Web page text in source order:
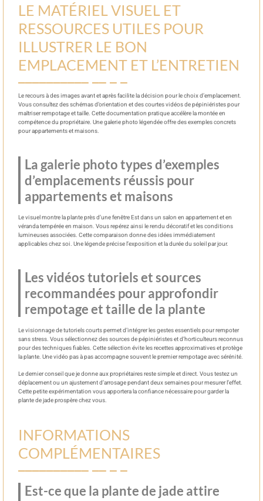
LE MATÉRIEL VISUEL ET
RESSOURCES UTILES POUR
ILLUSTRER LE BON
EMPLACEMENT ET L’ENTRETIEN
Le recours à des images avant et après facilite la décision pour le choix d’emplacement.
Vous consultez des schémas d’orientation et des courtes vidéos de pépiniéristes pour
maîtriser rempotage et taille. Cette documentation pratique accélère la montée en
compétence du propriétaire. Une galerie photo légendée offre des exemples concrets
pour appartements et maisons.
La galerie photo types d’exemples
d’emplacements réussis pour
appartements et maisons
Le visuel montre la plante près d’une fenêtre Est dans un salon en appartement et en
véranda tempérée en maison. Vous repérez ainsi le rendu décoratif et les conditions
lumineuses associées. Cette comparaison donne des idées immédiatement
applicables chez soi. Une légende précise l’exposition et la durée du soleil par jour.
Les vidéos tutoriels et sources
recommandées pour approfondir
rempotage et taille de la plante
Le visionnage de tutoriels courts permet d’intégrer les gestes essentiels pour rempoter
sans stress. Vous sélectionnez des sources de pépiniéristes et d’horticulteurs reconnus
pour des techniques fiables. Cette sélection évite les recettes approximatives et protège
la plante. Une vidéo pas à pas accompagne souvent le premier rempotage avec sérénité.
Le dernier conseil que je donne aux propriétaires reste simple et direct. Vous testez un
déplacement ou un ajustement d’arrosage pendant deux semaines pour mesurer l’effet.
Cette petite expérimentation vous apportera la confiance nécessaire pour garder la
plante de jade prospère chez vous.
INFORMATIONS
COMPLÉMENTAIRES
Est-ce que la plante de jade attire